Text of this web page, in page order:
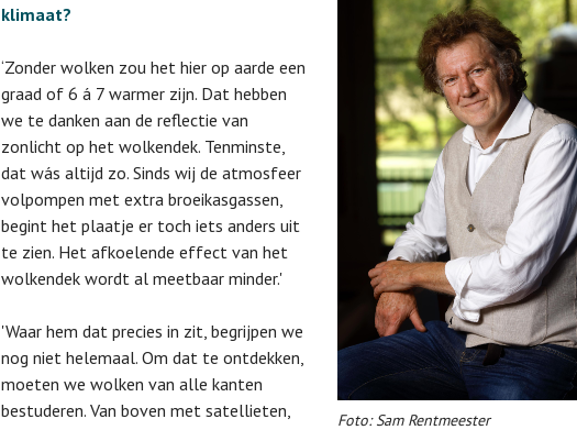
Foto: Sam Rentmeester
klimaat?
‘Zonder wolken zou het hier op aarde een
graad of 6 á 7 warmer zijn. Dat hebben
we te danken aan de reflectie van
zonlicht op het wolkendek. Tenminste,
dat wás altijd zo. Sinds wij de atmosfeer
volpompen met extra broeikasgassen,
begint het plaatje er toch iets anders uit
te zien. Het afkoelende effect van het
wolkendek wordt al meetbaar minder.'
'Waar hem dat precies in zit, begrijpen we
nog niet helemaal. Om dat te ontdekken,
moeten we wolken van alle kanten
bestuderen. Van boven met satellieten,